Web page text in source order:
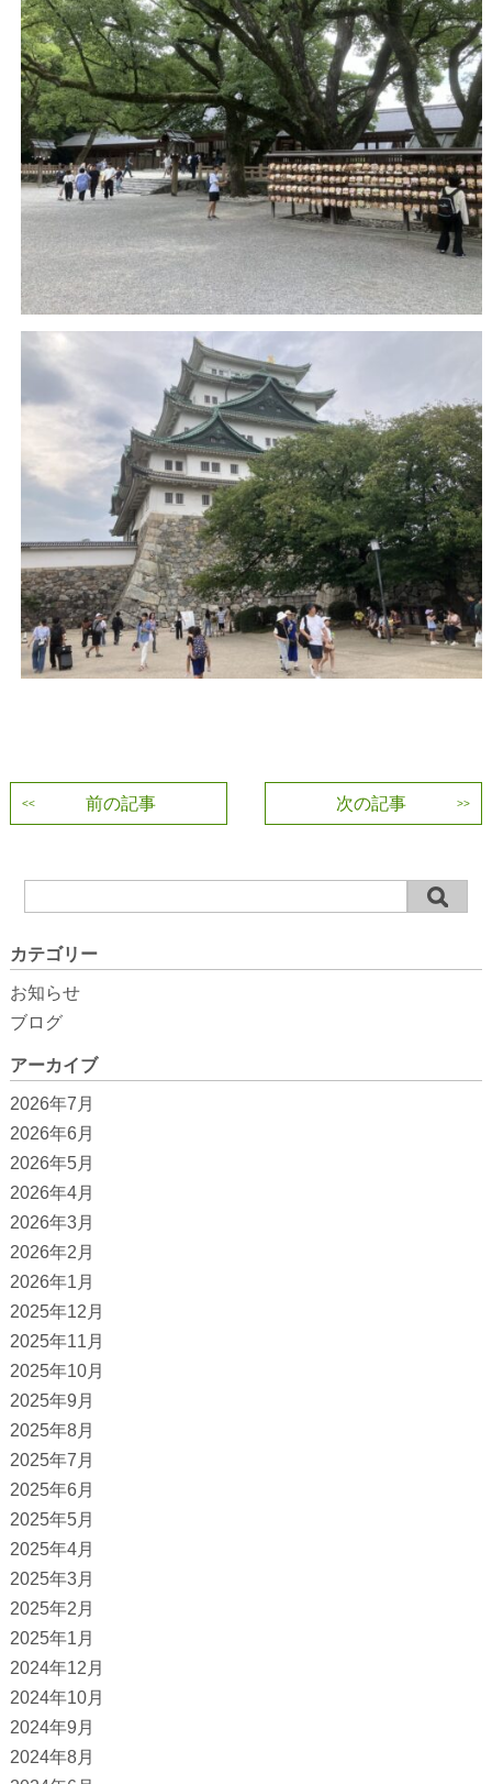
前の記事 次の記事
カテゴリー
お知らせ
ブログ
アーカイブ
2026年7月
2026年6月
2026年5月
2026年4月
2026年3月
2026年2月
2026年1月
2025年12月
2025年11月
2025年10月
2025年9月
2025年8月
2025年7月
2025年6月
2025年5月
2025年4月
2025年3月
2025年2月
2025年1月
2024年12月
2024年10月
2024年9月
2024年8月